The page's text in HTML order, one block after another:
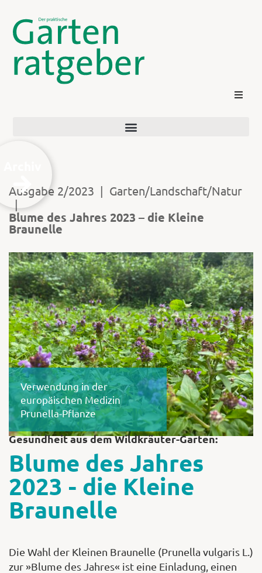
Login
Shop
Ausgabe 2/2023 | Garten/Landschaft/Natur
|
Blume des Jahres 2023 – die Kleine
Braunelle
Verwendung in der
europäischen Medizin
Prunella-Pflanze
Gesundheit aus dem Wildkräuter-Garten:
Blume des Jahres
2023 - die Kleine
Braunelle
Die Wahl der Kleinen Braunelle (Prunella vulgaris L.)
zur »Blume des Jahres« ist eine Einladung, einen